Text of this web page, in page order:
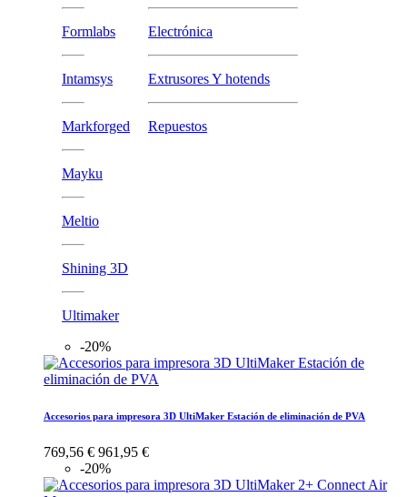
Formlabs
Intamsys
Markforged
Mayku
Meltio
Shining 3D
Ultimaker
Electrónica
Extrusores Y hotends
Repuestos
-20%
Accesorios para impresora 3D UltiMaker Estación de eliminación de PVA
769,56 € 961,95 €
-20%